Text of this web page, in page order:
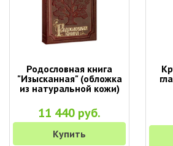
Родословная книга
"Изысканная" (обложка
из натуральной кожи)
11 440 руб.
Купить